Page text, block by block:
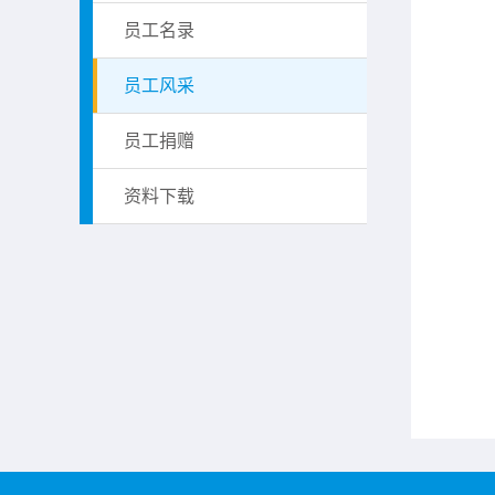
员工名录
员工风采
员工捐赠
资料下载